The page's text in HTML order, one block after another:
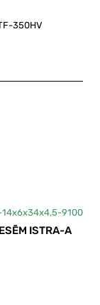
350HV
14x6x34x4,5-9100
ISTRA-A